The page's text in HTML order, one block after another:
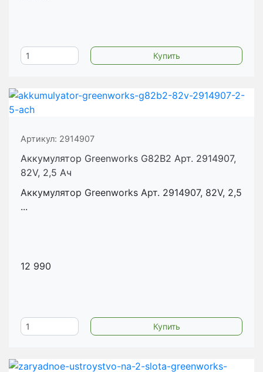
Артикул: 2914907
Аккумулятор Greenworks G82B2 Арт. 2914907,
82V, 2,5 Ач
Аккумулятор Greenworks Арт. 2914907, 82V, 2,5
...
12 990